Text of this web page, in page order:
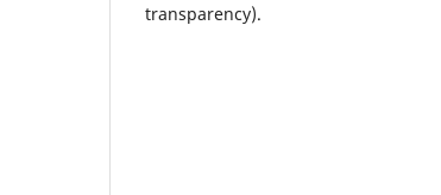
transparency).